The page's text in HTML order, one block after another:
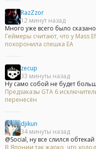
RazZzor
12 минут назад
Много уже всего было
Геймеры считают, что у Mass
похоронила спешка EA
zecup
33 минуты назад
Ну само собой не будет
Предзаказы GTA 6
перенесён
djikun
34 минуты назад
@Social, ну все слился обтекай
В Японии так жарко, что